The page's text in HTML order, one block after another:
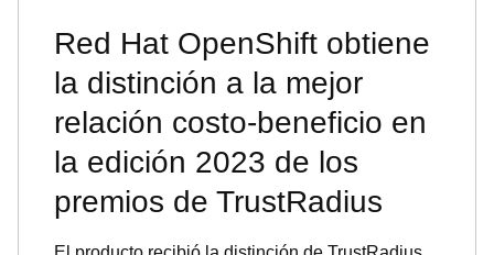
Red Hat OpenShift obtiene
la distinción a la mejor
relación costo-beneficio en
la edición 2023 de los
premios de TrustRadius